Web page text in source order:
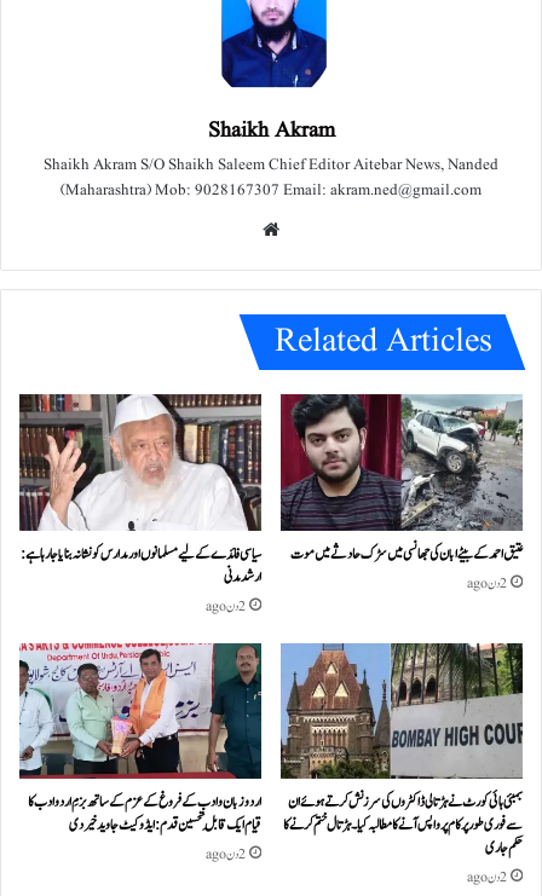
Shaikh Akram
Shaikh Akram S/O Shaikh Saleem Chief Editor Aitebar News, Nanded
(Maharashtra) Mob: 9028167307 Email: akram.ned@gmail.com
e
Related Articles
عتیق احمد کے بیٹے ابان کی جھانسی میں سڑک حادثے میں موت
2 دن ago
سیاسی فائدے کے لیے مسلمانوں اور مدارس کو نشانہ بنایا جا رہا ہے:
ارشد مدنی
2 دن ago
بمبئی ہائی کورٹ نے ہڑتالی ڈاکٹروں کی سرزنش کرتے ہوئے ان
سے فوری طور پر کام پر واپس آنے کا مطالبہ کیا۔ہڑتال ختم کرنے کا
حکم جاری
2 دن ago
اردو زبان و ادب کے فروغ کے عزم کے ساتھ بزمِ اردو ادب کا
قیام ایک قابلِ تحسین قدم : ایڈوکیٹ جاوید خیردی
2 دن ago